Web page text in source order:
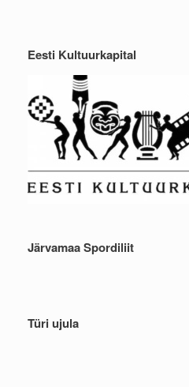
Eesti Kultuurkapital
Järvamaa Spordiliit
Türi ujula